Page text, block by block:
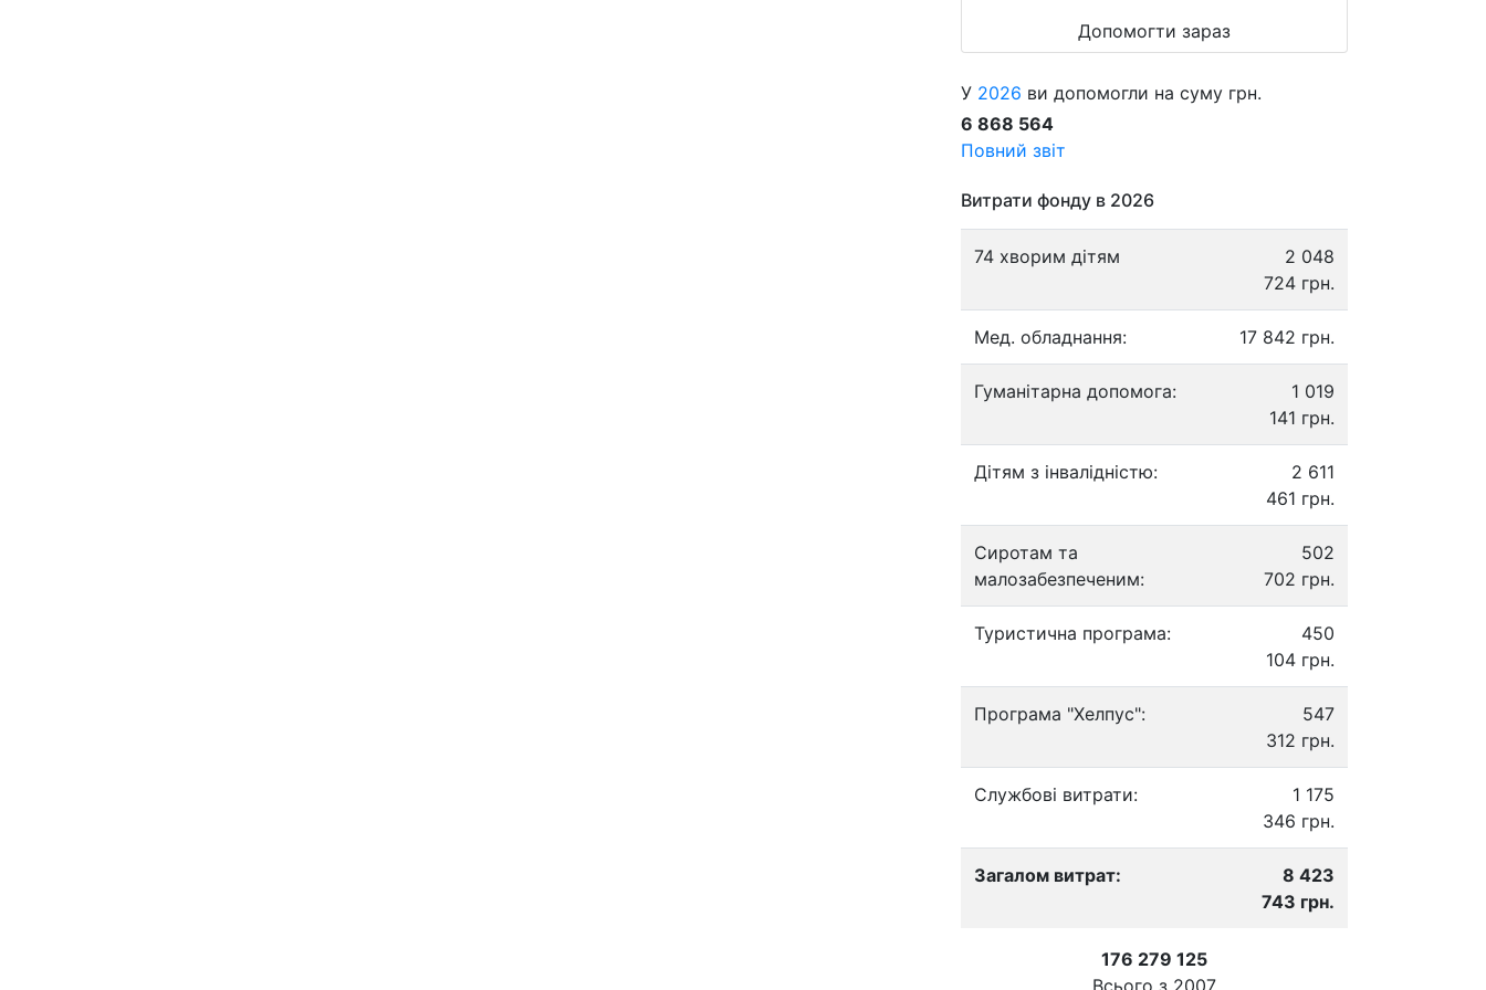
Допомогти зараз
У 2026 ви допомогли на суму грн.
6 868 564
Повний звіт
Витрати фонду в 2026
74 хворим дітям
2 048
724 грн.
Мед. обладнання: 17 842 грн.
Гуманітарна допомога:
1 019
141 грн.
Дітям з інвалідністю:
2 611
461 грн.
Сиротам та
малозабезпеченим:
502
702 грн.
Туристична програма:
450
104 грн.
Програма "Хелпус":
547
312 грн.
Службові витрати:
1 175
346 грн.
Загалом витрат:
8 423
743 грн.
176 279 125
Всього з 2007